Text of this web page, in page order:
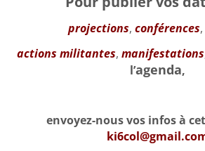
projections, conférences,
actions militantes, manifestations
l’agenda,
envoyez-nous vos infos à